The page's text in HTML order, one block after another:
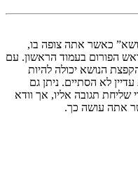
כאשר אתה צופה בו,
הפורום בעמוד הראשון. עם
הנושא יכולה להיות
לא הסתיים. ניתן גם
תגובה אליו, אך וודא
אתה עושה כך.